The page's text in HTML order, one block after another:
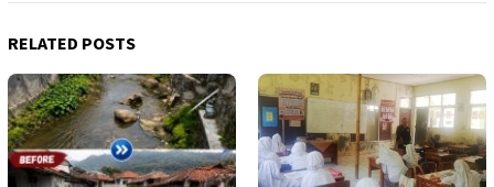
RELATED POSTS